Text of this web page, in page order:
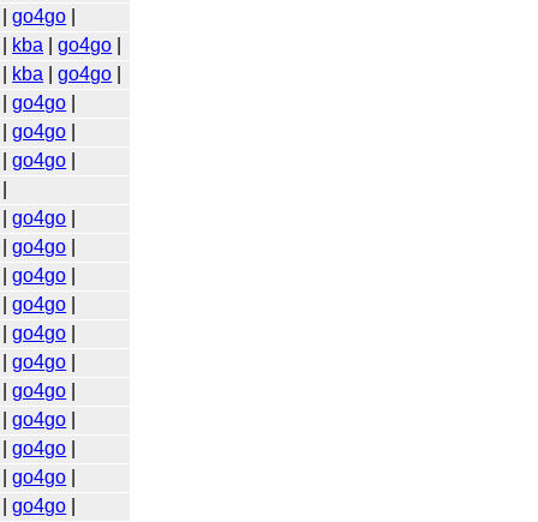
|go4go
kba |go4go
kba |go4go
|go4go
|go4go
|go4go
|go4go
|go4go
|go4go
|go4go
|go4go
|go4go
|go4go
|go4go
|go4go
|go4go
|go4go